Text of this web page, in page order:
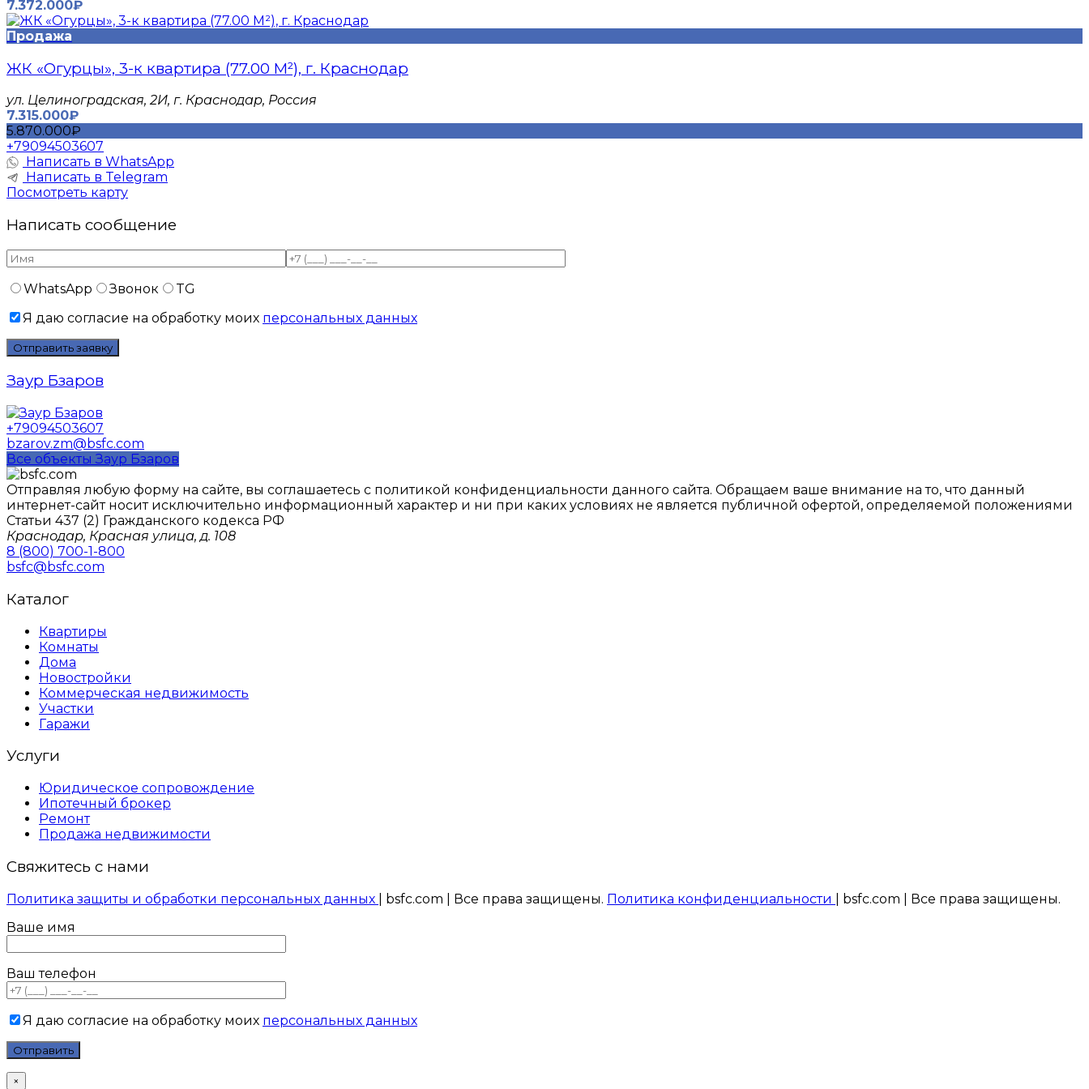
7.372.000₽
Продажа
ЖК «Огурцы», 3-к квартира (77.00 М²), г. Краснодар
​ул. Целиноградская, 2И, г. Краснодар, Россия
7.315.000₽
5.870.000₽
+79094503607
Написать в WhatsApp
Написать в Telegram
Посмотреть карту
Написать сообщение
WhatsApp Звонок
TG
Я даю согласие на обработку моих персональных данных
Заур Бзаров
+79094503607
bzarov.zm@bsfc.com
Все объекты Заур Бзаров
Отправляя любую форму на сайте, вы соглашаетесь с политикой конфиденциальности данного сайтa. Обращаем ваше внимание на то, что данный
интернет-сайт носит исключительно информационный характер и ни при каких условиях не является публичной офертой, определяемой положениями
Статьи 437 (2) Гражданского кодекса РФ
Краснодар, Красная улица, д. 108
8 (800) 700-1-800
bsfc@bsfc.com
Каталог
Квартиры
Комнаты
Дома
Новостройки
Коммерческая недвижимость
Участки
Гаражи
Услуги
Юридическое сопровождение
Ипотечный брокер
Ремонт
Продажа недвижимости
Свяжитесь с нами
Политика защиты и обработки персональных данных | bsfc.com | Все права защищены. Политика конфиденциальности
| bsfc.com | Все права защищены.
Ваше имя
Ваш телефон
Я даю согласие на обработку моих персональных данных
×